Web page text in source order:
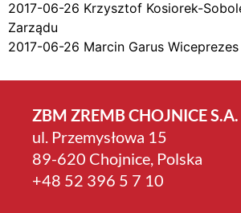
2017-06-26 Krzysztof Kosiorek-
Zarządu
2017-06-26 Marcin Garus
ZBM ZREMB CHOJNICE S.A.
ul. Przemysłowa 15
89-620 Chojnice, Polska
+4­8 52 396 5 7 10